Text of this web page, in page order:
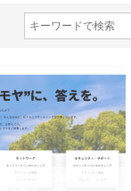
会社ＣＳＡの事業内容と強